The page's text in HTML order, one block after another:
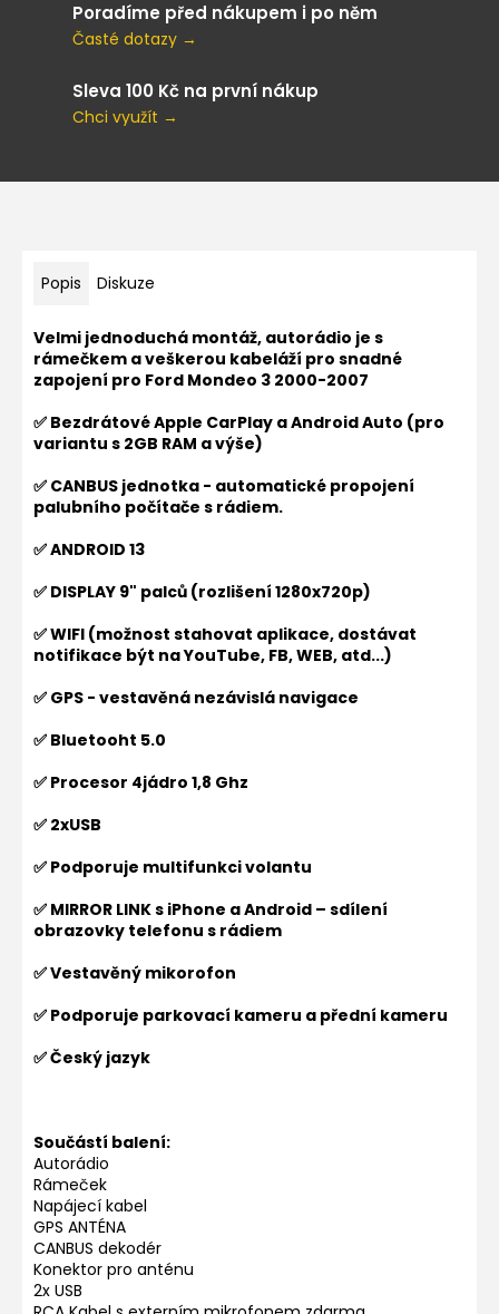
Poradíme před nákupem i po něm
Časté dotazy →
Sleva 100 Kč na první nákup
Chci využít →
Popis Diskuze
Velmi jednoduchá montáž, autorádio je s
rámečkem a veškerou kabeláží pro snadné
zapojení pro Ford Mondeo 3 2000-2007
✅ Bezdrátové Apple CarPlay a Android Auto (pro
variantu s 2GB RAM a výše)
✅ CANBUS jednotka - automatické propojení
palubního počítače s rádiem.
✅ ANDROID 13
✅ DISPLAY 9" palců (rozlišení 1280x720p)
✅ WIFI (možnost stahovat aplikace, dostávat
notifikace být na YouTube, FB, WEB, atd...)
✅ GPS - vestavěná nezávislá navigace
✅ Bluetooht 5.0
✅ Procesor 4jádro 1,8 Ghz
✅ 2xUSB
✅ Podporuje multifunkci volantu
✅ MIRROR LINK s iPhone a Android – sdílení
obrazovky telefonu s rádiem
✅ Vestavěný mikorofon
✅ Podporuje parkovací kameru a přední kameru
✅ Český jazyk
Součástí balení:
Autorádio
Rámeček
Napájecí kabel
GPS ANTÉNA
CANBUS dekodér
Konektor pro anténu
2x USB